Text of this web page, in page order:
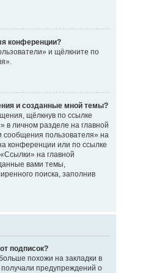
конференции?
и щёлкните по
и созданные мной темы?
щёлкнув по ссылке
в личном разделе на главной
сообщения пользователя» на
конференции или по ссылке
на главной
вами темы,
поиска, заполнив
подписок?
похожи на закладки в
предупреждений о